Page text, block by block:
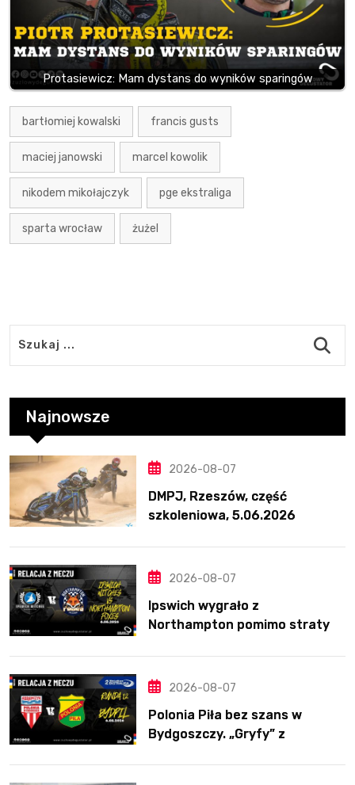
Protasiewicz: Mam dystans do wyników sparingów
bartłomiej kowalski francis gusts
maciej janowski marcel kowolik
nikodem mikołajczyk pge ekstraliga
sparta wrocław żużel
Najnowsze
2026-08-07
DMPJ, Rzeszów, część
szkoleniowa, 5.06.2026
2026-08-07
Ipswich wygrało z
Northampton pomimo straty
2026-08-07
Polonia Piła bez szans w
Bydgoszczy. „Gryfy” z